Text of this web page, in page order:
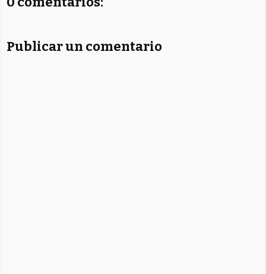
Publicar un comentario